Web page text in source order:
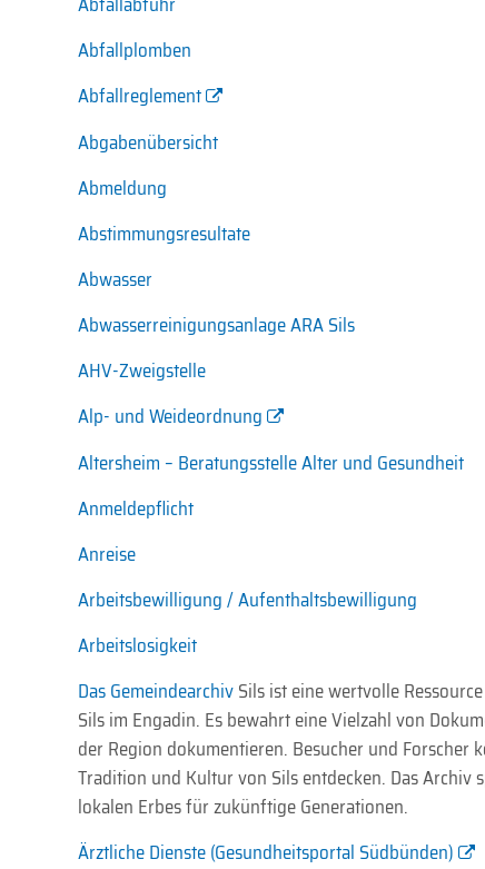
Abfallplomben
Abfallreglement
Abgabenübersicht
Abmeldung
Abstimmungsresultate
Abwasser
Abwasserreinigungsanlage ARA Sils
AHV-Zweigstelle
Alp- und Weideordnung
Altersheim – Beratungsstelle Alter und Gesundheit
Anmeldepflicht
Anreise
Arbeitsbewilligung / Aufenthaltsbewilligung
Arbeitslosigkeit
DasGemeindearchivSils ist eine wertvolle
Sils im Engadin. Es bewahrt eine Vielzahl von
der Region dokumentieren. Besucher und
Tradition und Kultur von Sils entdecken. Das
lokalen Erbes für zukünftige Generationen.
Ärztliche Dienste (Gesundheitsportal Südbünden)